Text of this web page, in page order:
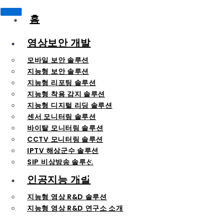
홈
영상보안 개발
모바일 보안 솔루션
지능형 보안 솔루션
지능형 리포팅 솔루션
지능형 착용 감지 솔루션
지능형 디지털 리딩 솔루션
센서 모니터링 솔루션
바이탈 모니터링 솔루션
CCTV 모니터링 솔루션
IPTV 해상군수 솔루션
SIP 비상방송 솔루션
인공지능 개발
지능형 영상 R&D 솔루션
지능형 영상 R&D 연구소 소개
AI R&D
JOINT GAP